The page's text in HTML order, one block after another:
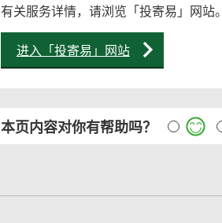
有关服务详情，请浏览「投寄易」网站。
进入「投寄易」网站
本页内容对你有帮助吗？